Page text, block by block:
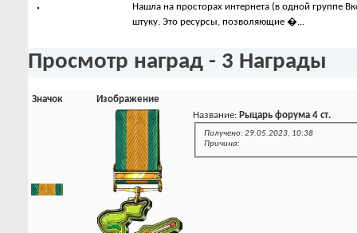
Нашла на просторах интернета (в одной группе
штуку. Это ресурсы, позволяющие �...
Просмотр наград - 3 Награды
Значок
Изображение
Название: Рыцарь форума 4 ст.
Получено: 29.05.2023, 10:38
Причина: